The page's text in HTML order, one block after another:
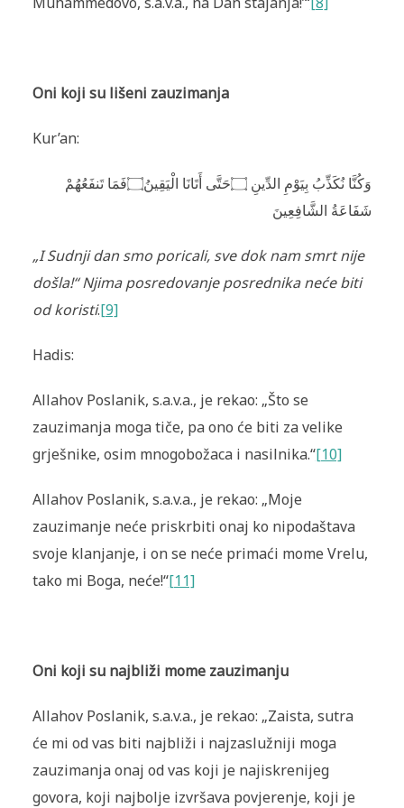
Oni koji su lišeni zauzimanja
Kur’an:
وَكُنَّا نُكَذِّبُ بِيَوْمِ الدِّينِ ۝حَتَّى أَتَانَا الْيَقِينُ۝فَمَا تَنفَعُهُمْ
شَفَاعَةُ الشَّافِعِينَ
„I Sudnji dan smo poricali, sve dok nam smrt nije
došla!“ Njima posredovanje posrednika neće biti
od koristi.[9]
Hadis:
Allahov Poslanik, s.a.v.a., je rekao: „Što se
zauzimanja moga tiče, pa ono će biti za velike
grješnike, osim mnogobožaca i nasilnika.“[10]
Allahov Poslanik, s.a.v.a., je rekao: „Moje
zauzimanje neće priskrbiti onaj ko nipodaštava
svoje klanjanje, i on se neće primaći mome Vrelu,
tako mi Boga, neće!“[11]
Oni koji su najbliži mome zauzimanju
Allahov Poslanik, s.a.v.a., je rekao: „Zaista, sutra
će mi od vas biti najbliži i najzaslužniji moga
zauzimanja onaj od vas koji je najiskrenijeg
govora, koji najbolje izvršava povjerenje, koji je